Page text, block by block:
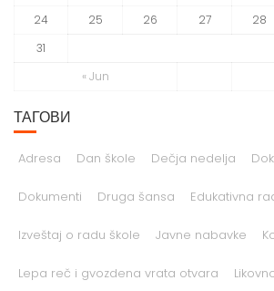
« Jun
24
25 26 27 28
31
ТАГОВИ
Adresa Dan škole Dečja nedelja
Dokumenti Druga šansa Edukativna
Izveštaj o radu škole Javne nabavke
Lepa reč i gvozdena vrata otvara